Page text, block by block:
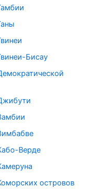
Бисау
Верде
островов